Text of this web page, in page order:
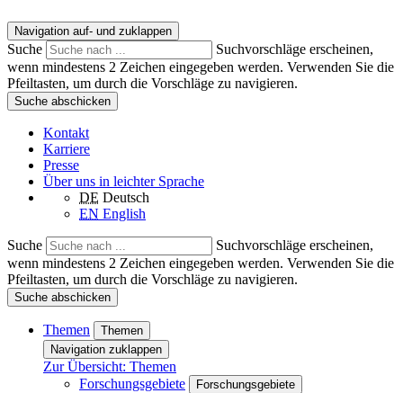
Navigation auf- und zuklappen
Suche
Suchvorschläge erscheinen,
wenn mindestens 2 Zeichen eingegeben werden. Verwenden Sie die
Pfeiltasten, um durch die Vorschläge zu navigieren.
Suche abschicken
Kontakt
Karriere
Presse
Über uns in leichter Sprache
DE Deutsch
EN English
Suche
Suchvorschläge erscheinen,
wenn mindestens 2 Zeichen eingegeben werden. Verwenden Sie die
Pfeiltasten, um durch die Vorschläge zu navigieren.
Suche abschicken
Themen
Themen
Navigation zuklappen
Zur Übersicht: Themen
Forschungsgebiete
Forschungsgebiete